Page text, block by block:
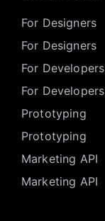
For Designers
For Designers
For Developers
For Developers
Prototyping
Prototyping
Marketing API
Marketing API